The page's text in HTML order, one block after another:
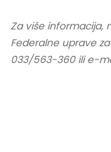
Za više informacija,
Federalne uprave
033/563-360 ili e-